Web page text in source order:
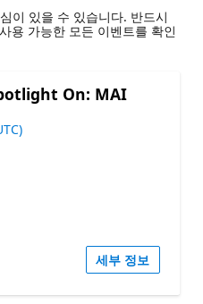
이 있을 수 있습니다. 반드시
사용 가능한 모든 이벤트를 확인
On: MAI
세부 정보